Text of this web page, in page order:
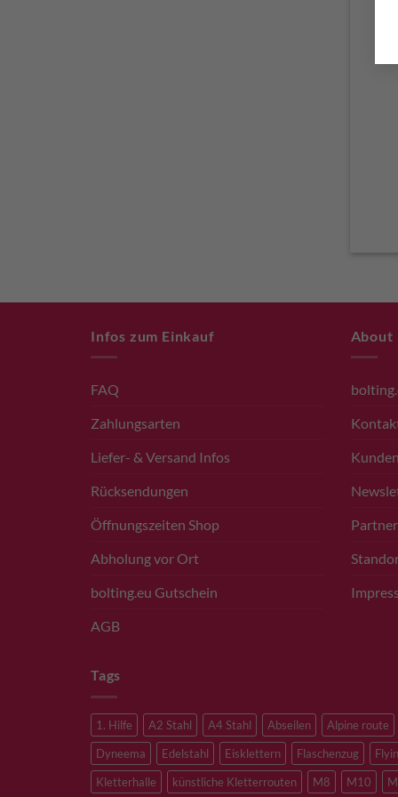
Infos zum Einkauf
FAQ
Zahlungsarten
Liefer- & Versand Infos
Rücksendungen
Öffnungszeiten Shop
Abholung vor Ort
bolting.eu Gutschein
AGB
About
Tags
1. Hilfe A2 Stahl A4 Stahl Abseilen
Alpine route
Dyneema
Edelstahl Eisklettern Flaschenzug
Kletterhalle
künstliche Kletterrouten M8 M10